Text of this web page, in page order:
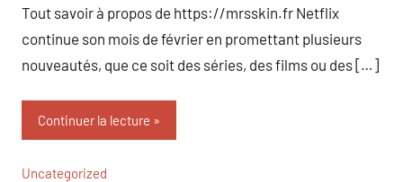
Tout savoir à propos de https://mrsskin.fr Netflix
continue son mois de février en promettant plusieurs
nouveautés, que ce soit des séries, des films ou des […]
Continuer la lecture
Uncategorized